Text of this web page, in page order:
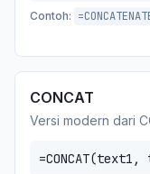
Contoh:
CONCAT
Versi modern dari